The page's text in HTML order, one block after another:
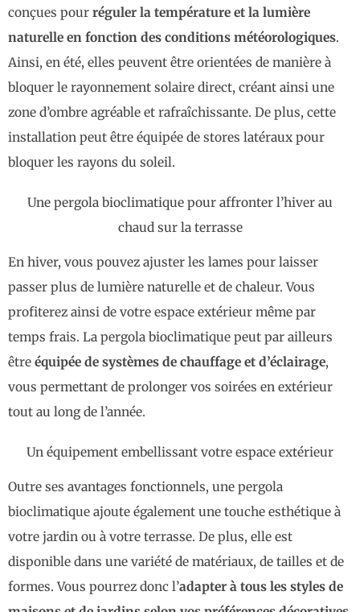
conçues pour réguler la température et la lumière
naturelle en fonction des conditions météorologiques.
Ainsi, en été, elles peuvent être orientées de manière à
bloquer le rayonnement solaire direct, créant ainsi une
zone d’ombre agréable et rafraîchissante. De plus, cette
installation peut être équipée de stores latéraux pour
bloquer les rayons du soleil.
Une pergola bioclimatique pour affronter l’hiver au
chaud sur la terrasse
En hiver, vous pouvez ajuster les lames pour laisser
passer plus de lumière naturelle et de chaleur. Vous
profiterez ainsi de votre espace extérieur même par
temps frais. La pergola bioclimatique peut par ailleurs
être équipée de systèmes de chauffage et d’éclairage,
vous permettant de prolonger vos soirées en extérieur
tout au long de l’année.
Un équipement embellissant votre espace extérieur
Outre ses avantages fonctionnels, une pergola
bioclimatique ajoute également une touche esthétique à
votre jardin ou à votre terrasse. De plus, elle est
disponible dans une variété de matériaux, de tailles et de
formes. Vous pourrez donc l’adapter à tous les styles de